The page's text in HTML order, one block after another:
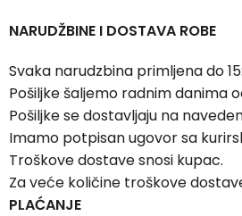
NARUDŽBINE I DOSTAVA ROBE
Svaka narudzbina primljena do
Pošiljke šaljemo radnim danima
Pošiljke se dostavljaju na
Imamo potpisan ugovor sa
Troškove dostave snosi kupac.
Za veće količine troškove
PLAĆANJE